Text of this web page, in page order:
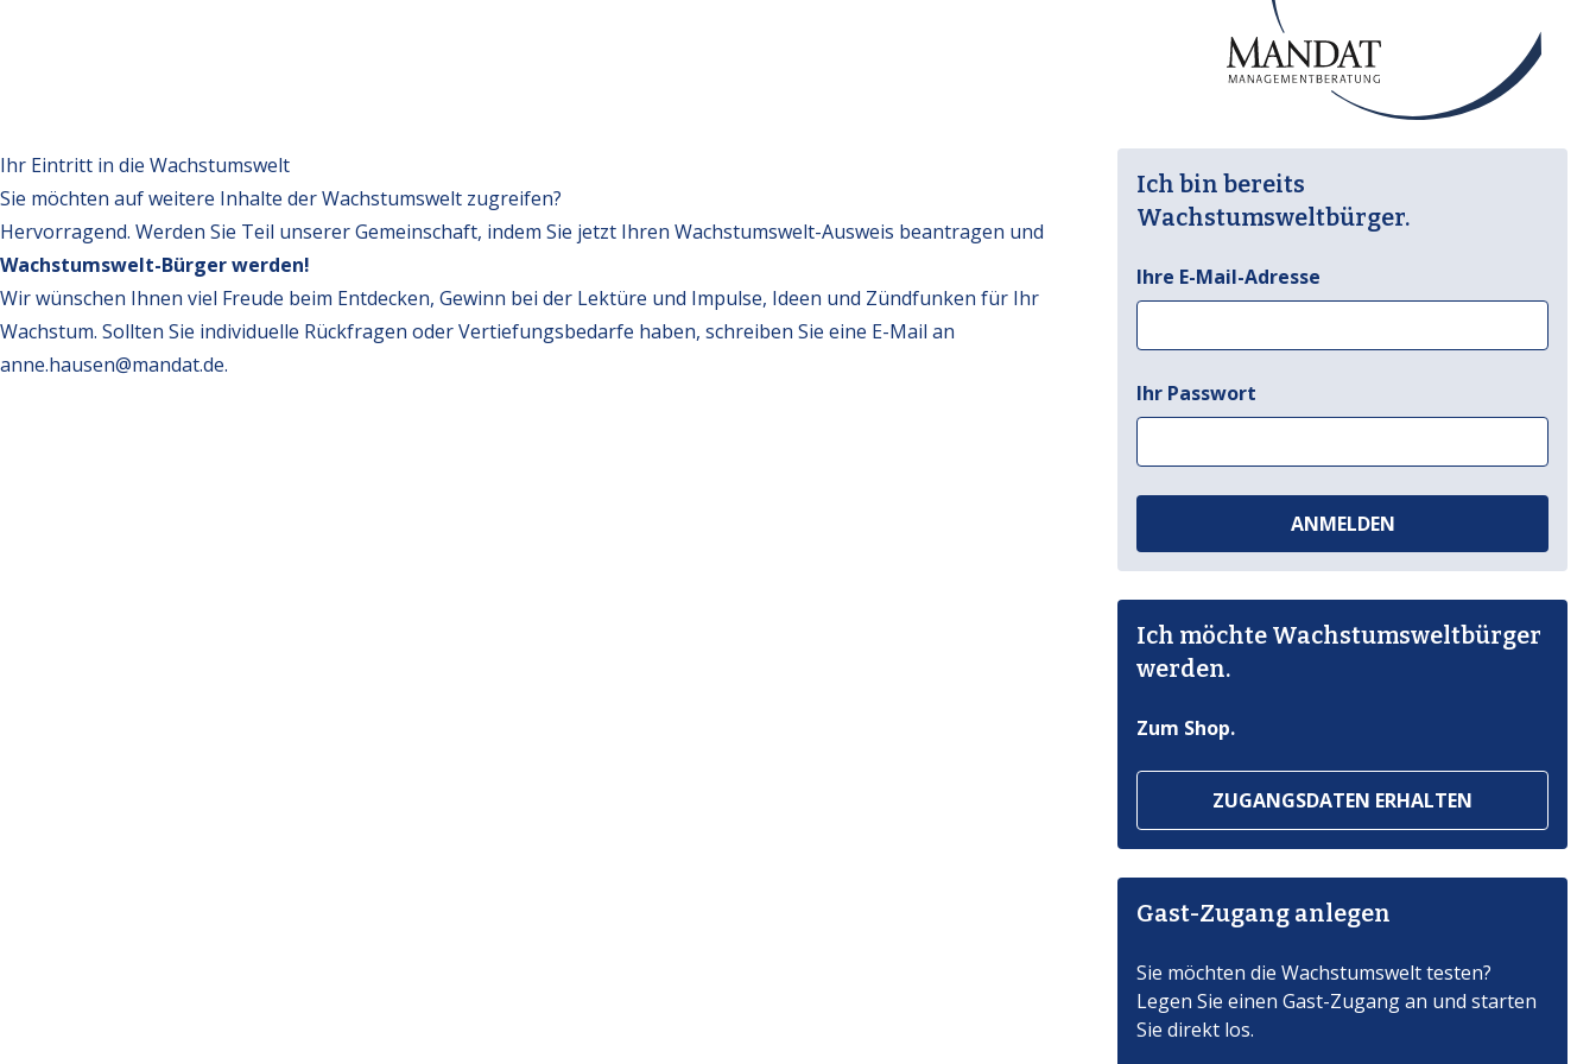
Ihr Eintritt in die Wachstumswelt
Sie möchten auf weitere Inhalte der Wachstumswelt zugreifen?
Hervorragend. Werden Sie Teil unserer Gemeinschaft, indem Sie jetzt Ihren Wachstumswelt-Ausweis beantragen und
Wachstumswelt-Bürger werden!
Wir wünschen Ihnen viel Freude beim Entdecken, Gewinn bei der Lektüre und Impulse, Ideen und Zündfunken für Ihr
Wachstum. Sollten Sie individuelle Rückfragen oder Vertiefungsbedarfe haben, schreiben Sie eine E-Mail an
anne.hausen@mandat.de.
Ich bin bereits
Wachstumsweltbürger.
Ihre E-Mail-Adresse
Ihr Passwort
ANMELDEN
Ich möchte Wachstumsweltbürger
werden.
Zum Shop.
ZUGANGSDATEN ERHALTEN
Gast-Zugang anlegen
Sie möchten die Wachstumswelt testen?
Legen Sie einen Gast-Zugang an und starten
Sie direkt los.